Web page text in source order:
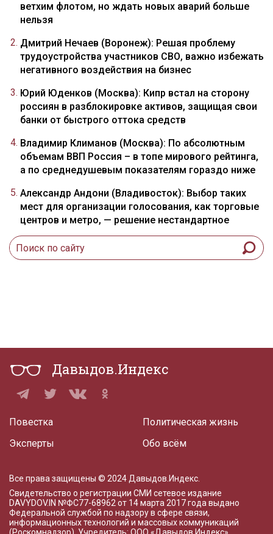
ветхим флотом, но ждать новых аварий больше
нельзя
Дмитрий Нечаев (Воронеж): Решая проблему
трудоустройства участников СВО, важно избежать
негативного воздействия на бизнес
Юрий Юденков (Москва): Кипр встал на сторону
россиян в разблокировке активов, защищая свои
банки от быстрого оттока средств
Владимир Климанов (Москва): По абсолютным
объемам ВВП Россия – в топе мирового рейтинга,
а по среднедушевым показателям гораздо ниже
Александр Андони (Владивосток): Выбор таких
мест для организации голосования, как торговые
центров и метро, — решение нестандартное
Давыдов.Индекс
Повестка
Эксперты
Политическая жизнь
Обо всём
Все права защищены © 2024 Давыдов.Индекс.
Свидетельство о регистрации СМИ сетевое издание
DAVYDOV.IN №ФС77-68962 от 14 марта 2017 года выдано
Федеральной службой по надзору в сфере связи,
информационных технологий и массовых коммуникаций